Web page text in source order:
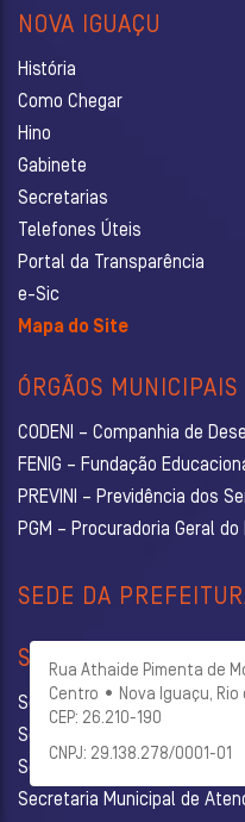
NOVA IGUAÇU
História
Como Chegar
Hino
Gabinete
Secretarias
Telefones Úteis
Portal da Transparência
e-Sic
Mapa do Site
ÓRGÃOS MUNICIPAIS
CODENI – Companhia de
FENIG – Fundação
PREVINI – Previdência dos
PGM – Procuradoria Geral do
SEDE DA
Rua Athaide Pimenta de
Centro • Nova Iguaçu, Rio
CEP: 26.210-190
CNPJ: 29.138.278/0001-01
SECRETARIAS
Secretaria Municipal de
Secretaria Municipal de
Secretaria Municipal de
Secretaria Municipal de